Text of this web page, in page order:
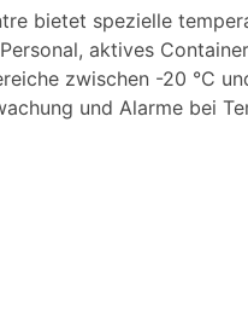
bietet spezielle
aktives
zwischen -20 °C
und Alarme bei